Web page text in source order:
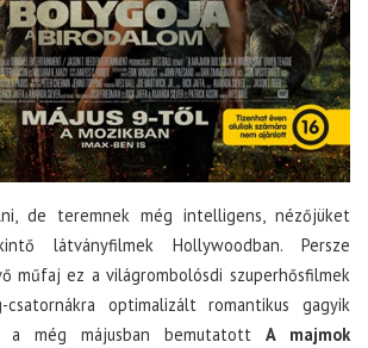
de teremnek még intelligens, nézőjüket
látványfilmek Hollywoodban. Persze
műfaj ez a világrombolósdi szuperhősfilmek
optimalizált romantikus gagyik
a még májusban bemutatott A majmok